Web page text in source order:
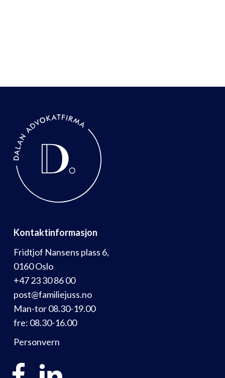
Kontaktinformasjon
Fridtjof Nansens plass 6,
0160 Oslo
+47 23 30 86 00
post@familiejuss.no
Man-tor 08.30-19.00
fre: 08.30-16.00
Personvern